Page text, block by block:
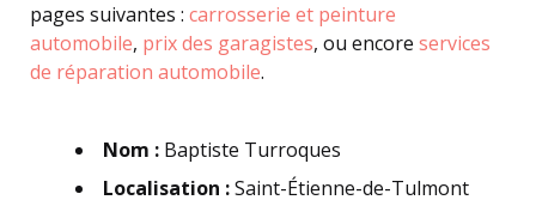
pages suivantes : carrosserie et peinture
automobile, prix des garagistes, ou encore services
de réparation automobile.
Nom : Baptiste Turroques
Localisation :Saint-Étienne-de-Tulmont